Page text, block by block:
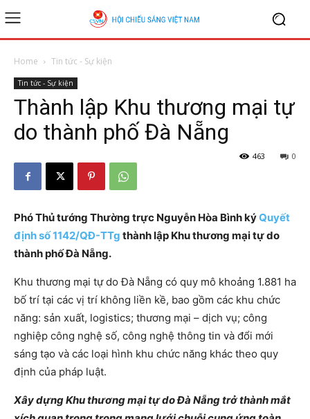
Home Tin tức - Sự kiện
Tin tức - Sự kiện
Thành lập Khu thương mại tự
do thành phố Đà Nẵng
0
463
Phó Thủ tướng Thường trực Nguyễn Hòa Bình kýQuyết
định số 1142/QĐ-TTg thành lập Khu thương mại tự do
thành phố Đà Nẵng.
Khu thương mại tự do Đà Nẵng có quy mô khoảng 1.881 ha
bố trí tại các vị trí không liền kề, bao gồm các khu chức
năng: sản xuất, logistics; thương mại – dịch vụ; công
nghiệp công nghệ số, công nghệ thông tin và đổi mới
sáng tạo và các loại hình khu chức năng khác theo quy
định của pháp luật.
Xây dựng Khu thương mại tự do Đà Nẵng trở thành mắt